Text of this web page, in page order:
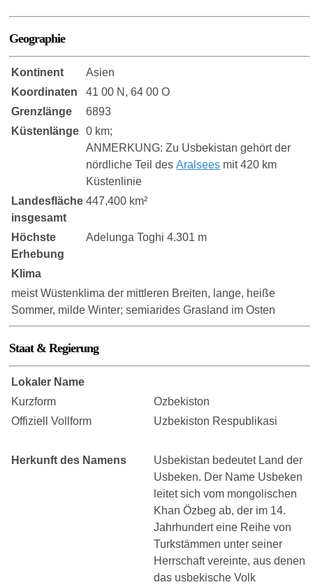
Geographie
Kontinent
Asien
Koordinaten
41 00 N, 64 00 O
Grenzlänge
6893
Küstenlänge
0 km;
ANMERKUNG: Zu Usbekistan gehört der
nördliche Teil desAralsees mit 420 km
Küstenlinie
Landesfläche
insgesamt
447,400 km²
Höchste
Erhebung
Adelunga Toghi 4.301 m
Klima
meist Wüstenklima der mittleren Breiten, lange, heiße
Sommer, milde Winter; semiarides Grasland im Osten
Staat & Regierung
Lokaler Name
Kurzform
Ozbekiston
Offiziell Vollform
Uzbekiston Respublikasi
Herkunft des Namens
Usbekistan bedeutet Land der
Usbeken. Der Name Usbeken
leitet sich vom mongolischen
Khan Özbeg ab, der im 14.
Jahrhundert eine Reihe von
Turkstämmen unter seiner
Herrschaft vereinte, aus denen
das usbekische Volk